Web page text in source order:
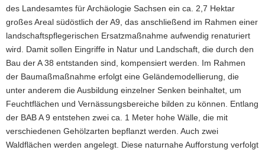
des Landesamtes für Archäologie Sachsen ein ca. 2,7 Hektar
großes Areal südöstlich der A9, das anschließend im Rahmen einer
landschaftspflegerischen Ersatzmaßnahme aufwendig renaturiert
wird. Damit sollen Eingriffe in Natur und Landschaft, die durch den
Bau der A 38 entstanden sind, kompensiert werden. Im Rahmen
der Baumaßmaßnahme erfolgt eine Geländemodellierung, die
unter anderem die Ausbildung einzelner Senken beinhaltet, um
Feuchtflächen und Vernässungsbereiche bilden zu können. Entlang
der BAB A 9 entstehen zwei ca. 1 Meter hohe Wälle, die mit
verschiedenen Gehölzarten bepflanzt werden. Auch zwei
Waldflächen werden angelegt. Diese naturnahe Aufforstung verfolgt